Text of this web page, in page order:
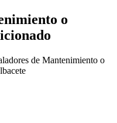
o
de Mantenimiento o